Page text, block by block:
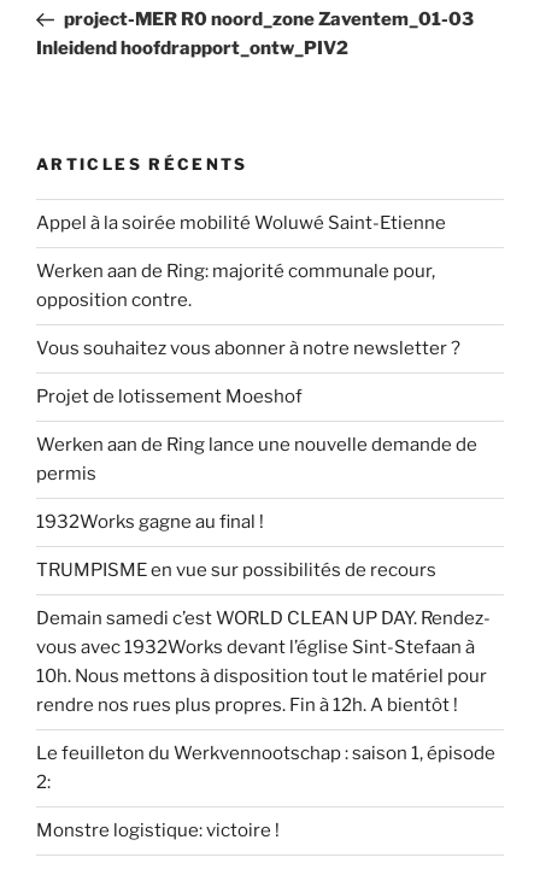
l’article
précédent
project-MER R0 noord_zone Zaventem_01-03
Inleidend hoofdrapport_ontw_PIV2
ARTICLES RÉCENTS
Appel à la soirée mobilité Woluwé Saint-Etienne
Werken aan de Ring: majorité communale pour,
opposition contre.
Vous souhaitez vous abonner à notre newsletter ?
Projet de lotissement Moeshof
Werken aan de Ring lance une nouvelle demande de
permis
1932Works gagne au final !
TRUMPISME en vue sur possibilités de recours
Demain samedi c’est WORLD CLEAN UP DAY. Rendez-
vous avec 1932Works devant l’église Sint-Stefaan à
10h. Nous mettons à disposition tout le matériel pour
rendre nos rues plus propres. Fin à 12h. A bientôt !
Le feuilleton du Werkvennootschap : saison 1, épisode
2:
Monstre logistique: victoire !